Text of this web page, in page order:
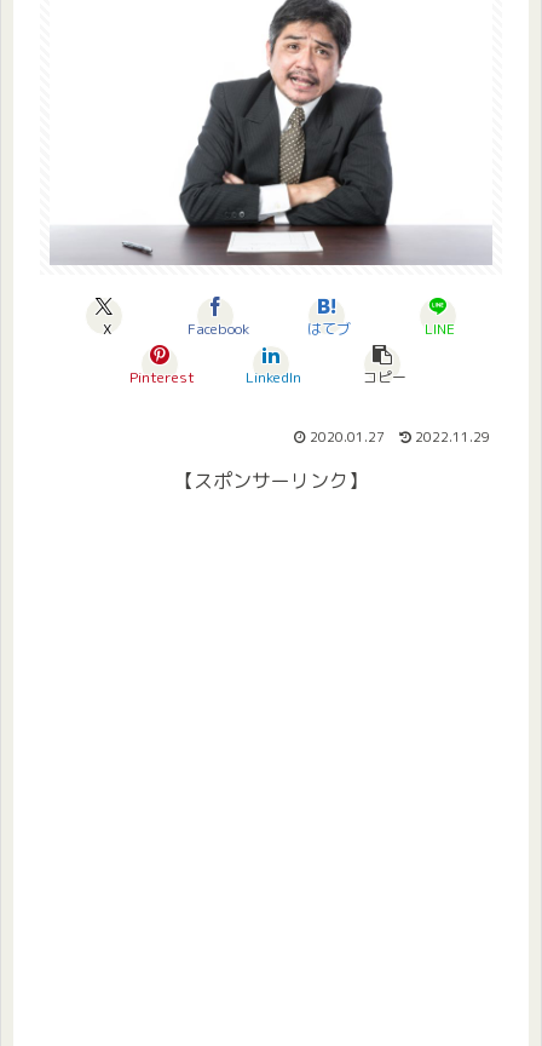
X Facebook はてブ LINE
Pinterest LinkedIn コピー
2020.01.27 2022.11.29
【スポンサーリンク】